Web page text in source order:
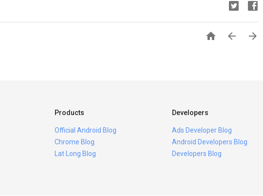
  
Products
Official Android Blog
Chrome Blog
Lat Long Blog
Developers
Ads Developer Blog
Android Developers Blog
Developers Blog